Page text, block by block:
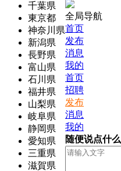
千葉県
東京都
神奈川県
新潟県
長野県
富山県
石川県
福井県
山梨県
岐阜県
静岡県
愛知県
三重県
滋賀県
全局导航
首页
发布
消息
我的
首页
招聘
发布
消息
我的
随便说点什么